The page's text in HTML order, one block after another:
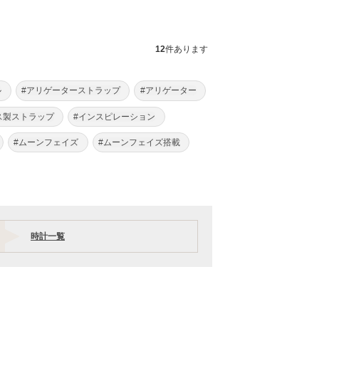
12件あります
#アリゲーターストラップ #アリゲーター
製ストラップ #インスピレーション
#ムーンフェイズ #ムーンフェイズ搭載
時計一覧